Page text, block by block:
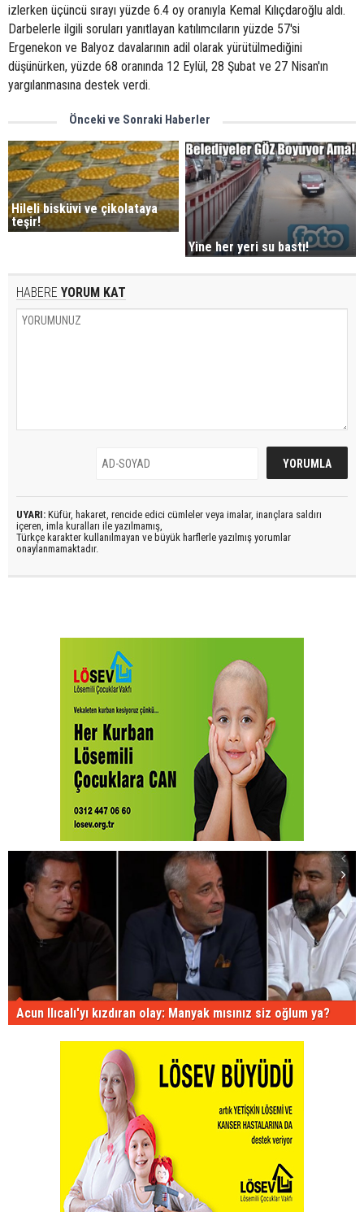
izlerken üçüncü sırayı yüzde 6.4 oy oranıyla Kemal Kılıçdaroğlu aldı.
Darbelerle ilgili soruları yanıtlayan katılımcıların yüzde 57'si
Ergenekon ve Balyoz davalarının adil olarak yürütülmediğini
düşünürken, yüzde 68 oranında 12 Eylül, 28 Şubat ve 27 Nisan'ın
yargılanmasına destek verdi.
Önceki ve Sonraki Haberler
Hileli bisküvi ve çikolataya
teşir!
Yine her yeri su bastı!
HABERE YORUM KAT
UYARI: Küfür, hakaret, rencide edici cümleler veya imalar, inançlara saldırı
içeren, imla kuralları ile yazılmamış,
Türkçe karakter kullanılmayan ve büyük harflerle yazılmış yorumlar
onaylanmamaktadır.
Acun Ilıcalı'yı kızdıran olay: Manyak mısınız siz oğlum ya?